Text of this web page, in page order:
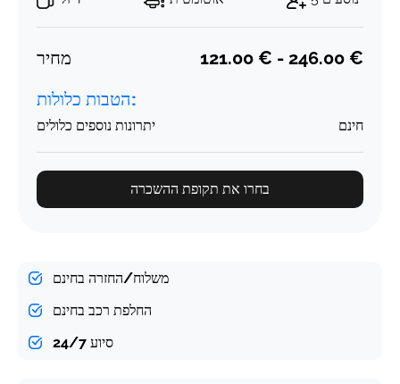
מחיר 121.00 € - 246.00 €
הטבות כלולות:
יתרונות נוספים כלולים חינם
בחרו את תקופת ההשכרה
משלוח/החזרה בחינם
החלפת רכב בחינם
סיוע 24/7